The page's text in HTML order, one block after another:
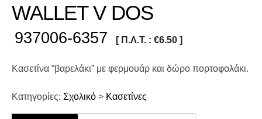
WALLET V DOS
937006-6357 [ Π.Λ.Τ. : €6.50 ]
Κασετίνα “βαρελάκι” με φερμουάρ και δώρο πορτοφολάκι.
Κατηγορίες: Σχολικό > Κασετίνες